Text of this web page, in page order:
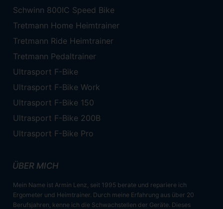
Schwinn 800IC Speed Bike
Tretmann Home Heimtrainer
Tretmann Ride Heimtrainer
Tretmann Pedaltrainer
Ultrasport F-Bike
Ultrasport F-Bike Work
Ultrasport F-Bike 150
Ultrasport F-Bike 200B
Ultrasport F-Bike Pro
ÜBER MICH
Mein Name ist Armin Lenz, seit 1995 berate und repariere ich
Ergometer und Heimtrainer. Durch meine Erfahrung aus über 20
Berufsjahren, kenne ich die Schwachstellen der Geräte. Dieses